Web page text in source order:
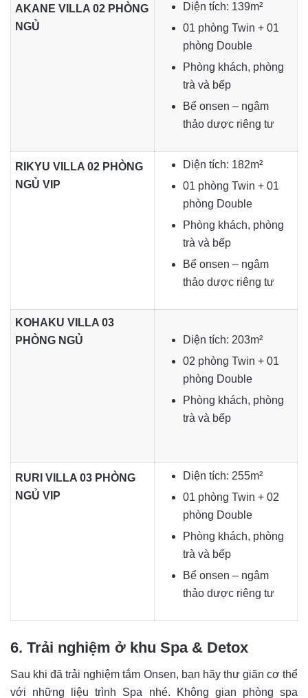
AKANE VILLA 02 PHÒNG
NGỦ
Diện tích: 139m²
01 phòng Twin + 01
phòng Double
Phòng khách, phòng
trà và bếp
Bể onsen – ngâm
thảo dược riêng tư
RIKYU VILLA 02 PHÒNG
NGỦ VIP
Diện tích: 182m²
01 phòng Twin +01
phòng Double
Phòng khách, phòng
trà và bếp
Bể onsen – ngâm
thảo dược riêng tư
KOHAKU VILLA 03
PHÒNG NGỦ
Diện tích: 203m²
02 phòng Twin + 01
phòng Double
Phòng khách, phòng
trà và bếp
RURI VILLA 03 PHÒNG
NGỦ VIP
Diện tích: 255m²
01 phòng Twin + 02
phòng Double
Phòng khách, phòng
trà và bếp
Bể onsen – ngâm
thảo dược riêng tư
6. Trải nghiệm ở khu Spa & Detox
Sau khi đã trải nghiệm tắm Onsen, bạn hãy thư giãn cơ thể
với những liệu trình Spa nhé. Không gian phòng spa